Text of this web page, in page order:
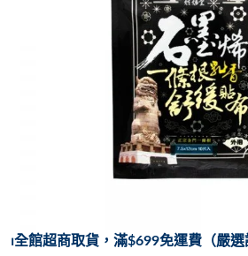
⏐全館超商取貨，滿$699免運費（嚴選